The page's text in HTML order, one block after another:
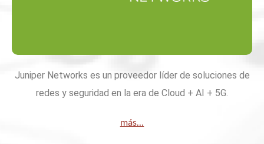
Juniper Networks es un proveedor líder de soluciones de
redes y seguridad en la era de Cloud + AI + 5G.
más…